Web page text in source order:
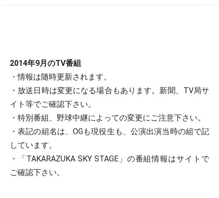
2014年9月のTV番組
・情報は随時更新されます。
・放送日時は変更になる場合もあります。新聞、TV局サ
イト等でご確認下さい。
・特別番組、野球中継によっての変更にご注意下さい。
・表記の組名は、OGも現役生も、公演出演当時の組で記
しています。
・「TAKARAZUKA SKY STAGE」の番組情報はサイトで
ご確認下さい。